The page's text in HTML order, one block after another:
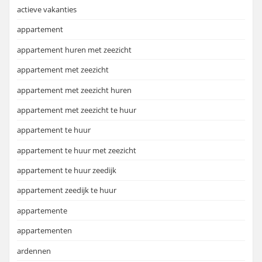
actieve vakanties
appartement
appartement huren met zeezicht
appartement met zeezicht
appartement met zeezicht huren
appartement met zeezicht te huur
appartement te huur
appartement te huur met zeezicht
appartement te huur zeedijk
appartement zeedijk te huur
appartemente
appartementen
ardennen